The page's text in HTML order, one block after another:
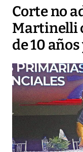
Corte no
Martinelli
de 10